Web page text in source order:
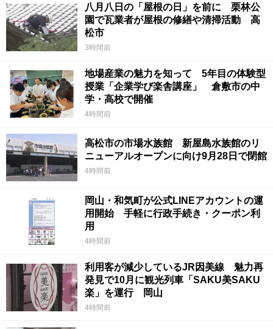
八月八日の「屋根の日」を前に 栗林公
園で瓦業者が屋根の修繕や清掃活動 高
松市
3時間前
地場産業の魅力を知って 5年目の体験型
授業「企業学び楽舎講座」 倉敷市の中
学・高校で開催
4時間前
高松市の市場水族館 新屋島水族館のリ
ニューアルオープンに向け9月28日で閉館
4時間前
岡山・和気町が公式LINEアカウントの運
用開始 手軽に行政手続き・クーポン利
用
4時間前
利用客が減少しているJR因美線 魅力再
発見で10月に観光列車「SAKU美SAKU
楽」を運行 岡山
4時間前